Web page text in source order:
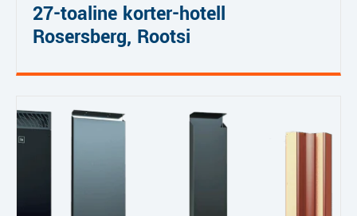
27-toaline korter-hotell
Rosersberg, Rootsi